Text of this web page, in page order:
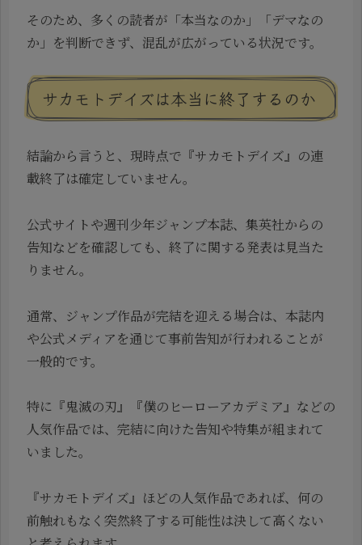
そのため、多くの読者が「本当なのか」「デマなの
か」を判断できず、混乱が広がっている状況です。
サカモトデイズは本当に終了するのか
結論から言うと、現時点で『サカモトデイズ』の連
載終了は確定していません。
公式サイトや週刊少年ジャンプ本誌、集英社からの
告知などを確認しても、終了に関する発表は見当た
りません。
通常、ジャンプ作品が完結を迎える場合は、本誌内
や公式メディアを通じて事前告知が行われることが
一般的です。
特に『鬼滅の刃』『僕のヒーローアカデミア』などの
人気作品では、完結に向けた告知や特集が組まれて
いました。
『サカモトデイズ』ほどの人気作品であれば、何の
前触れもなく突然終了する可能性は決して高くない